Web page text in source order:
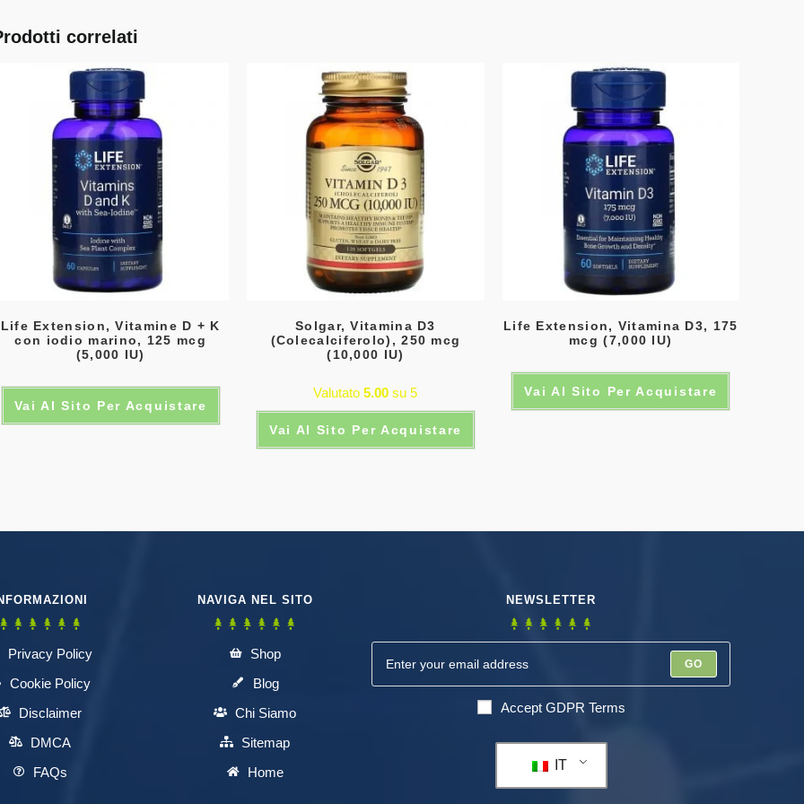
correlati
Life Extension, Vitamine D + K
con iodio marino, 125 mcg
(5,000 IU)
Vai Al Sito Per Acquistare
Solgar, Vitamina D3
(Colecalciferolo), 250 mcg
(10,000 IU)
Valutato5.00 su 5
Vai Al Sito Per Acquistare
Life Extension, Vitamina D3, 175
mcg (7,000 IU)
Vai Al Sito Per Acquistare
Privacy Policy
Cookie Policy
Disclaimer
DMCA
FAQs
NAVIGA NEL SITO
Shop
Blog
Chi Siamo
Sitemap
Home
NEWSLETTER
GO
Accept GDPR Terms
IT